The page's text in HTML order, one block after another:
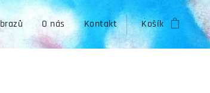
O nás Kontakt Košík